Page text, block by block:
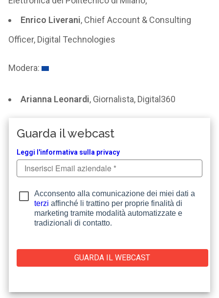
Enrico Liverani, Chief Account & Consulting
Officer, Digital Technologies
Modera:
Arianna Leonardi, Giornalista, Digital360
Guarda il webcast
Leggi l'informativa sulla privacy
Acconsento alla comunicazione dei miei dati a
terzi affinché li trattino per proprie finalità di
marketing tramite modalità automatizzate e
tradizionali di contatto.